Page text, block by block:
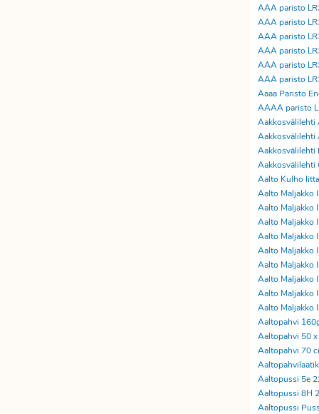
AAA paristo
AAA paristo
AAA paristo
AAA paristo
AAA paristo
AAA paristo
Aaaa Paristo
AAAA paristo
Aakkosvälilehti
Aakkosvälilehti
Aakkosvälilehti
Aakkosvälilehti
Aalto Kulho
Aalto Maljakko
Aalto Maljakko
Aalto Maljakko
Aalto Maljakko
Aalto Maljakko
Aalto Maljakko
Aalto Maljakko
Aalto Maljakko
Aalto Maljakko
Aaltopahvi
Aaltopahvi 50
Aaltopahvi 70
Aaltopussi 5e
Aaltopussi 8H
Aaltopussi